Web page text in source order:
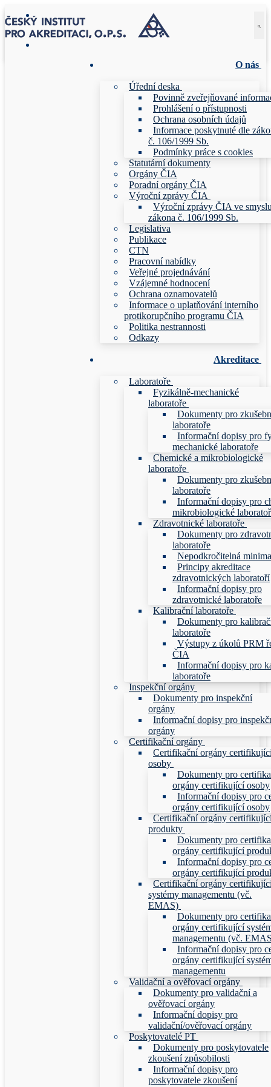
Přeskočit
na
obsah
Menu
Zavřeno
O nás
Úřední deska
Povinně zveřejňované
Prohlášení o přístupnosti
Ochrana osobních údajů
Informace poskytnuté dle
č. 106/1999 Sb.
Podmínky práce s cookies
Statutární dokumenty
Orgány ČIA
Poradní orgány ČIA
Výroční zprávy ČIA
Výroční zprávy ČIA ve
zákona č. 106/1999 Sb.
Legislativa
Publikace
CTN
Pracovní nabídky
Veřejné projednávání
Vzájemné hodnocení
Ochrana oznamovatelů
Informace o uplatňování interního
protikorupčního programu ČIA
Politika nestrannosti
Odkazy
Akreditace
Laboratoře
Fyzikálně-mechanické
laboratoře
Dokumenty pro
laboratoře
Informační dopisy pro
mechanické laboratoře
Chemické a mikrobiologické
laboratoře
Dokumenty pro
laboratoře
Informační dopisy pro
mikrobiologické
Zdravotnické laboratoře
Dokumenty pro
laboratoře
Nepodkročitelná minima
Principy akreditace
zdravotnických laboratoří
Informační dopisy pro
zdravotnické laboratoře
Kalibrační laboratoře
Dokumenty pro
laboratoře
Výstupy z úkolů PRM
ČIA
Informační dopisy pro
laboratoře
Inspekční orgány
Dokumenty pro inspekční
orgány
Informační dopisy pro
orgány
Certifikační orgány
Certifikační orgány
osoby
Dokumenty pro
orgány certifikující osoby
Informační dopisy pro
orgány certifikující osoby
Certifikační orgány
produkty
Dokumenty pro
orgány certifikující
Informační dopisy pro
orgány certifikující
Certifikační orgány
systémy managementu (vč.
EMAS)
Dokumenty pro
orgány certifikující
managementu (vč.
Informační dopisy pro
orgány certifikující
managementu
Validační a ověřovací orgány
Dokumenty pro validační a
ověřovací orgány
Informační dopisy pro
validační/ověřovací orgány
Poskytovatelé PT
Dokumenty pro poskytovatele
zkoušení způsobilosti
Informační dopisy pro
poskytovatele zkoušení